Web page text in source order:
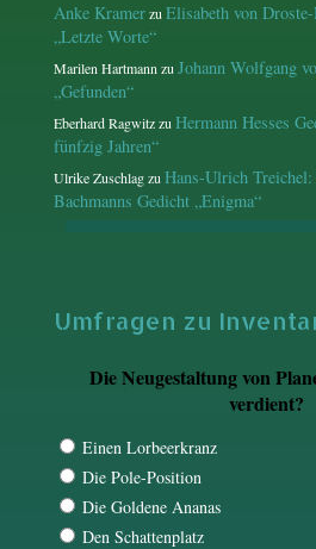
Anke KramerzuElisabeth von
„Letzte Worte“
Marilen HartmannzuJohann Wolfgang
„Gefunden“
Eberhard RagwitzzuHermann Hesses
fünfzig Jahren“
Ulrike ZuschlagzuHans-Ulrich
Bachmanns Gedicht „Enigma“
Umfragen zu
Die Neugestaltung von
verdient?
Einen Lorbeerkranz
Die Pole-Position
Die Goldene Ananas
Den Schattenplatz